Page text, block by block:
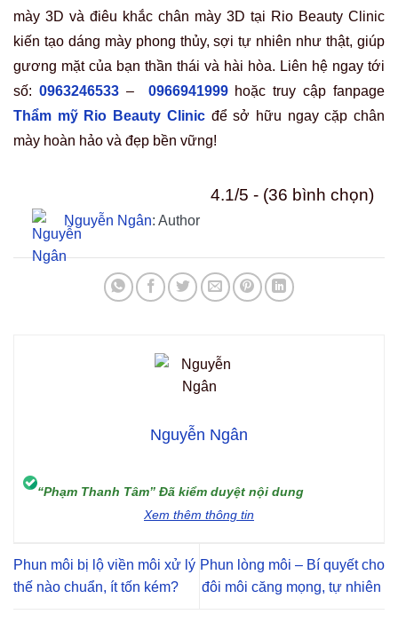
mày 3D và điêu khắc chân mày 3D tại Rio Beauty Clinic
kiến tạo dáng mày phong thủy, sợi tự nhiên như thật, giúp
gương mặt của bạn thần thái và hài hòa. Liên hệ ngay tới
số: 0963246533– 0966941999hoặc truy cập fanpage
Thẩm mỹ Rio Beauty Clinicđể sở hữu ngay cặp chân
mày hoàn hảo và đẹp bền vững!
4.1/5 - (36 bình chọn)
Nguyễn Ngân: Author
Nguyễn Ngân
“Phạm Thanh Tâm” Đã kiểm duyệt nội dung
Xem thêm thông tin
Phun môi bị lộ viền môi xử lý
thế nào chuẩn, ít tốn kém?
Phun lòng môi – Bí quyết cho
đôi môi căng mọng, tự nhiên